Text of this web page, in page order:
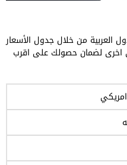
بلس تيربو 6 في الدول العربية من خلال جدول الأسعار
اخرى لضمان حصولك على اقرب